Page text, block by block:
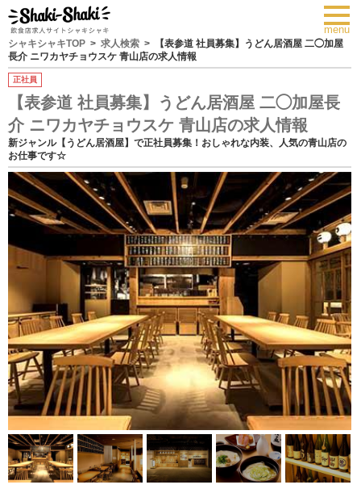
menu
シャキシャキTOP 求人検索
【表参道 社員募集】うどん居酒屋 二◯加屋
長介 ニワカヤチョウスケ 青山店の求人情報
正社員
【表参道 社員募集】うどん居酒屋 二◯加屋長
介 ニワカヤチョウスケ 青山店の求人情報
新ジャンル【うどん居酒屋】で正社員募集！おしゃれな内装、人気の青山店の
お仕事です☆